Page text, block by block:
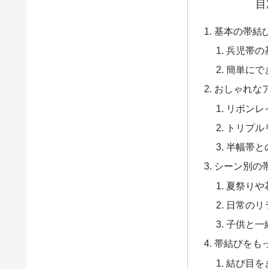
基本の帯結
兵児帯の
簡単にで
おしゃれな
リボンレ
トリプ
半幅帯と
シーン別の
夏祭りや
日常のリ
子供と一
帯結びをも
結び目を